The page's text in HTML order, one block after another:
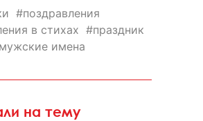
поздравления
в стихах
праздник
мужские имена
на тему